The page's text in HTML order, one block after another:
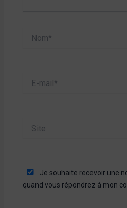
mail*
Je souhaite recevoir une
quand vous répondrez à mon